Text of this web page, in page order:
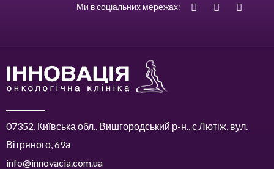
Ми в соціальних мережах:
07352, Київська обл., Вишгородський р-н., с.Лютіж, вул.
Вітряного, 69а
info@innovacia.com.ua